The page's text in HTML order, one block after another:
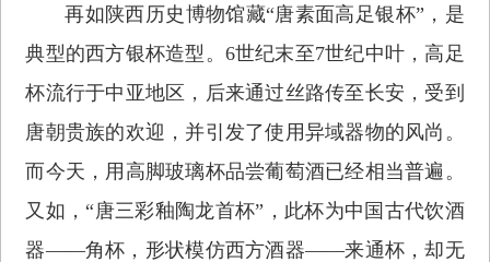
再如陕西历史博物馆藏“唐素面高足银杯”，是
典型的西方银杯造型。6世纪末至7世纪中叶，高足
杯流行于中亚地区，后来通过丝路传至长安，受到
唐朝贵族的欢迎，并引发了使用异域器物的风尚。
而今天，用高脚玻璃杯品尝葡萄酒已经相当普遍。
又如，“唐三彩釉陶龙首杯”，此杯为中国古代饮酒
器——角杯，形状模仿西方酒器——来通杯，却无